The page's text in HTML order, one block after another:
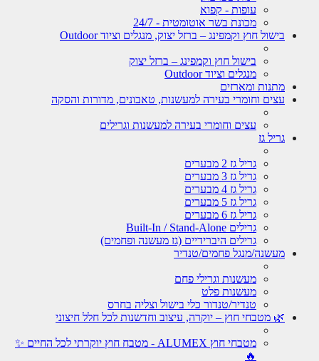
עופות - קפוא
מכונת בשר אוטומטית - 24/7
בישול חוץ וקמפינג – ברזל יצוק, מנגלים וציוד Outdoor
בישול חוץ וקמפינג – ברזל יצוק
מנגלים וציוד Outdoor
מתנות ומארזים
עצים וחומרי בעירה למעשנות, טאבונים, מדורות והסקה
עצים וחומרי בעירה למעשנות וגרילים
גריל גז
גריל גז 2 מבערים
גריל גז 3 מבערים
גריל גז 4 מבערים
גריל גז 5 מבערים
גריל גז 6 מבערים
גרילים Built-In / Stand-Alone
גרילים היברידיים (גז מעשנה ופחמים)
מעשנה/מנגל פחמים/טנדיר
מעשנות וגרילי פחם
מעשנות פלט
טנדיר/טנדור כלי בישול וצליה בחרס
🌿 מטבחי חוץ – יוקרה, עיצוב וחדשנות לכל חלל חיצוני
מטבחי חוץ ALUMEX - מטבח חוץ יוקרתי לכל החיים ✨